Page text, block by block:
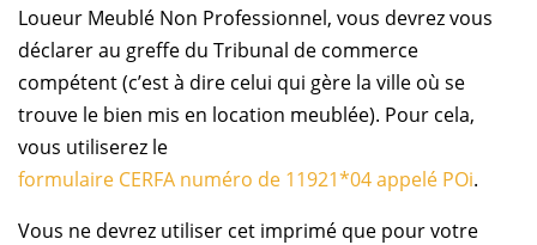
Loueur Meublé Non Professionnel, vous devrez vous
déclarer au greffe du Tribunal de commerce
compétent (c’est à dire celui qui gère la ville où se
trouve le bien mis en location meublée). Pour cela,
vous utiliserez le
formulaire CERFA numéro de 11921*04 appelé POi.
Vous ne devrez utiliser cet imprimé que pour votre